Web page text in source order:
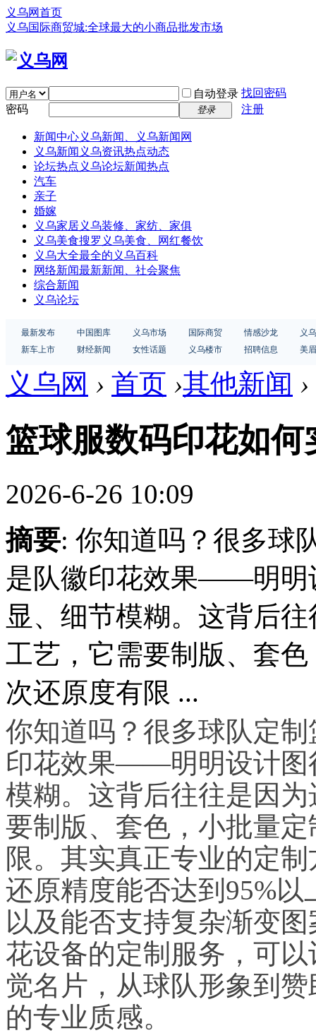
义乌网首页
义乌国际商贸城:全球最大的小商品批发市场
自动登录 找回密码
密码
登录 注册
新闻中心义乌新闻、义乌新闻网
义乌新闻 义乌资讯热点动态
论坛热点 义乌论坛新闻热点
汽车
亲子
婚嫁
义乌家居义乌装修、家纺、家俱
义乌美食搜罗义乌美食、网红餐饮
义乌大全最全的义乌百科
网络新闻最新新闻、社会聚焦
综合新闻
义乌论坛
最新发布 中国图库 义乌市场 国际商贸 情感沙龙
义
新车上市
财经新闻 女性话题 义乌楼市 招聘信息 美
义乌网 › 首页 ›其他新闻 ›
篮球服数码印花如
2026-6-26 10:09
摘要: 你知道吗？很多球
是队徽印花效果——明明
显、细节模糊。这背后
工艺，它需要制版、套
次还原度有限 ...
你知道吗？很多球队定
印花效果——明明设计图
模糊。这背后往往是因
要制版、套色，小批量
限。其实真正专业的定
还原精度能否达到95%
以及能否支持复杂渐变
花设备的定制服务，可
觉名片，从球队形象到
的专业质感。